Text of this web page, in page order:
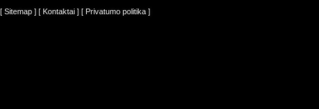
[ Sitemap ] [ Kontaktai ] [ Privatumo politika ]